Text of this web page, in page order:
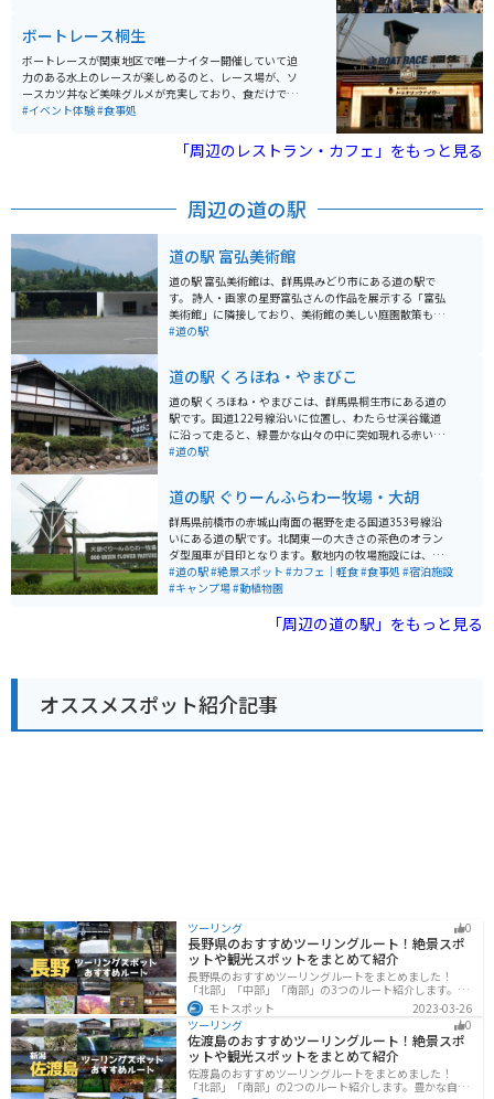
紅葉の名所として知られています。
ボートレース桐生
ボートレースが関東地区で唯一ナイター開催していて迫
力のある水上のレースが楽しめるのと、レース場が、ソ
ースカツ丼など美味グルメが充実しており、食だけでも
楽しめる また、従業員をキャスト、お客様をゲストと
#イベント体験#食事処
「周辺のレストラン・カフェ」をもっと見る
周辺の道の駅
道の駅 富弘美術館
道の駅 富弘美術館は、群馬県みどり市にある道の駅で
す。 詩人・画家の星野富弘さんの作品を展示する「富弘
美術館」に隣接しており、美術館の美しい庭園散策も楽
しめます。 館内には、地元の新鮮な農産物を販売する直
車場にバイク専用の駐車スペースがあります。 周辺に
は、草木ダムやわたらせ渓谷鐵道など、自然豊かな観光
スポットが多く点在しているので、ツーリングの拠点と
しても最適です。 地元の名産品としては、こんにゃくや
麦きりなどの麺類、ゆばなどが有名です。 また、道の駅
#道の駅
道の駅 くろほね・やまびこ
道の駅 くろほね・やまびこは、群馬県桐生市にある道の
駅です。国道122号線沿いに位置し、わたらせ渓谷鐵道
に沿って走ると、緑豊かな山々の中に突如現れる赤い屋
根が目印です。 地元の農産物直売所では、新鮮な野菜や
は、地元産の食材をふんだんに使った料理を楽しむこと
ができ、特に、群馬県産のブランド豚「やまと豚」を使
った料理がおすすめです。 バイクで訪れる際は、道の駅
に併設された駐車場にバイクを停めることができます。
周辺は自然豊かなエリアで、わたらせ渓谷鐵道を眺めな
がらのツーリングもおすすめです。 道の駅 くろほね・や
やツーリングの休憩にぜひ立ち寄ってみてください。
#道の駅
道の駅 ぐりーんふらわー牧場・大胡
群馬県前橋市の赤城山南面の裾野を走る国道353号線沿
いにある道の駅です。北関東一の大きさの茶色のオラン
ダ型風車が目印となります。敷地内の牧場施設には、牛
や、羊、ポニーが、のんびりと草を食べています。ロー
ラーすべり台やアスレチック風の遊具も点在しており、
す。また、11棟のバンガローを備えたキャンプ場を併設
#道の駅#絶景スポット #カフェ｜軽食#食事処 #宿泊施設
#キャンプ場#動植物園
「周辺の道の駅」をもっと見る
オススメスポット紹介記事
ツーリング 0
長野県のおすすめツーリングルート！絶景スポ
ットや観光スポットをまとめて紹介
長野県のおすすめツーリングルートをまとめました！
「北部」「中部」「南部」の3つのルート紹介します。諏
訪湖やビーナスラインのような全国でも有名なツーリン
グスポットが多数あります。バイクで長野県にツーリン
グに行く際は参考にしてください。
モトスポット
2023-03-26
ツーリング
0
佐渡島のおすすめツーリングルート！絶景スポ
ットや観光スポットをまとめて紹介
佐渡島のおすすめツーリングルートをまとめました！
「北部」「南部」の2つのルート紹介します。豊かな自然